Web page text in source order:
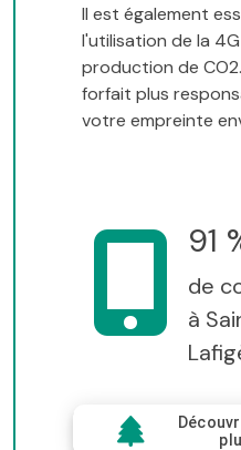
Il est également
l'utilisation de la
production de
forfait plus
votre empreinte
91
de
à